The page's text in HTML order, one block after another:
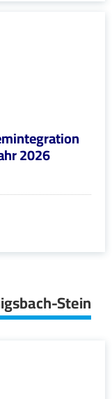
2026
Stein